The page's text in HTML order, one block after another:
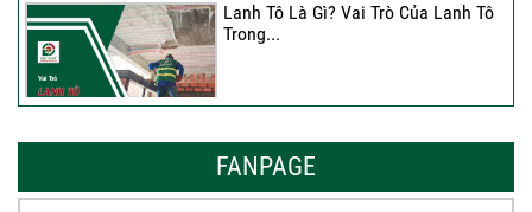
Lanh Tô Là Gì? Vai Trò Của Lanh Tô
Trong...
Thiết Kế Hòa...
FANPAGE